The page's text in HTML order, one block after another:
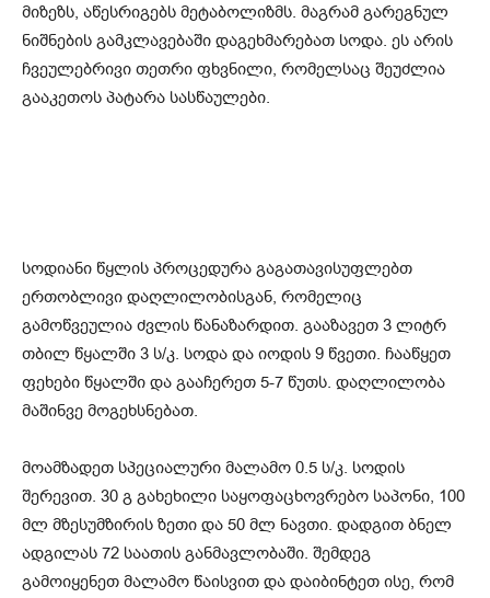
მიზეზს, აწესრიგებს მეტაბოლიზმს. მაგრამ გარეგნულ
ნიშნების გამკლავებაში დაგეხმარებათ სოდა. ეს არის
ჩვეულებრივი თეთრი ფხვნილი, რომელსაც შეუძლია
გააკეთოს პატარა სასწაულები.
სოდიანი წყლის პროცედურა გაგათავისუფლებთ
ერთობლივი დაღლილობისგან, რომელიც
გამოწვეულია ძვლის წანაზარდით. გააზავეთ 3 ლიტრ
თბილ წყალში 3 ს/კ. სოდა და იოდის 9 წვეთი. ჩააწყეთ
ფეხები წყალში და გააჩერეთ 5-7 წუთს. დაღლილობა
მაშინვე მოგეხსნებათ.
მოამზადეთ სპეციალური მალამო 0.5 ს/კ. სოდის
შერევით. 30 გ გახეხილი საყოფაცხოვრებო საპონი, 100
მლ მზესუმზირის ზეთი და 50 მლ ნავთი. დადგით ბნელ
ადგილას 72 საათის განმავლობაში. შემდეგ
გამოიყენეთ მალამო წაისვით და დაიბინტეთ ისე, რომ